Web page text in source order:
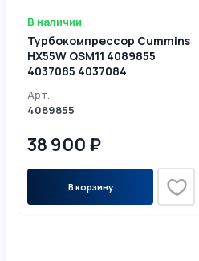
В наличии
Турбокомпрессор Cummins
HX55W QSM11 4089855
4037085 4037084
Арт.
4089855
38 900 ₽
В корзину